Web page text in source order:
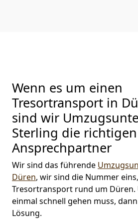
Wenn es um einen
Tresortransport in
sind wir
Sterling die richtigen
Ansprechpartner
Wir sind das führende
Düren, wir sind die Nummer
Tresortransport rund um Düren.
einmal schnell gehen muss,
Lösung.